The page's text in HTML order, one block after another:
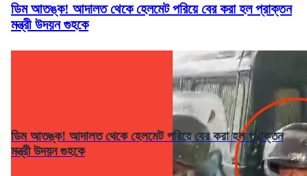
ডিম আতঙ্ক! আদালত থেকে হেলমেট পরিয়ে বের করা হল প্রাক্তন
মন্ত্রী উদয়ন গুহকে
ডিম আতঙ্ক! আদালত থেকে হেলমেট পরিয়ে বের করা হল প্রাক্তন
মন্ত্রী উদয়ন গুহকে